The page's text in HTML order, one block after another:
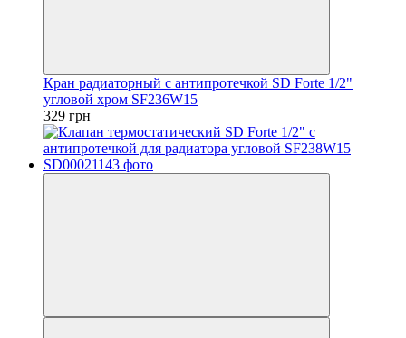
Кран радиаторный с антипротечкой SD Forte 1/2"
угловой хром SF236W15
329 грн